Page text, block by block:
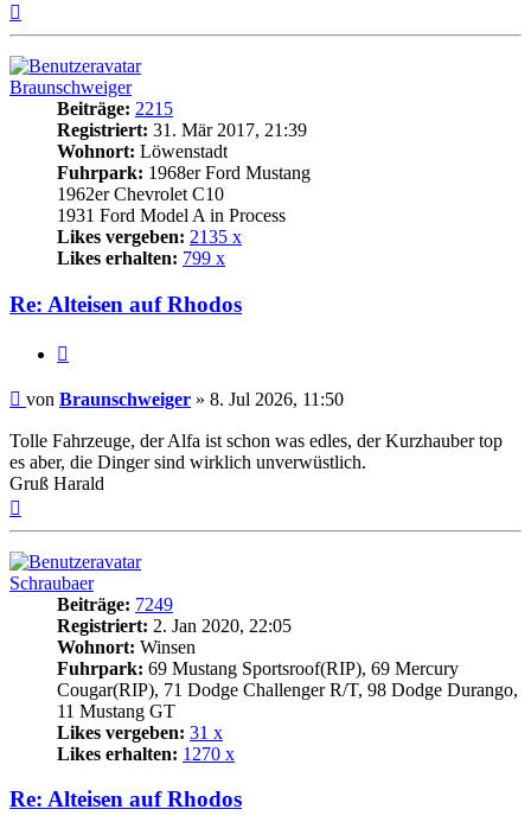
Braunschweiger
Beiträge: 2215
Registriert: 31. Mär 2017, 21:39
Wohnort: Löwenstadt
Fuhrpark: 1968er Ford Mustang
1962er Chevrolet C10
1931 Ford Model A in Process
Likes vergeben: 2135 x
Likes erhalten: 799 x
Re: Alteisen auf Rhodos
Beitrag
von Braunschweiger » 8. Jul 2026, 11:50
Tolle Fahrzeuge, der Alfa ist schon was edles, der Kurzhauber top
es aber, die Dinger sind wirklich unverwüstlich.
Gruß Harald
Schraubaer
Beiträge: 7249
Registriert: 2. Jan 2020, 22:05
Wohnort: Winsen
Fuhrpark: 69 Mustang Sportsroof(RIP), 69 Mercury
Cougar(RIP), 71 Dodge Challenger R/T, 98 Dodge Durango,
11 Mustang GT
Likes vergeben: 31 x
Likes erhalten: 1270 x
Re: Alteisen auf Rhodos